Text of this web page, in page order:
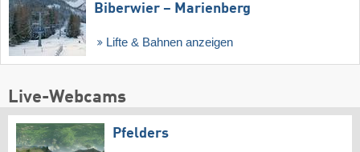
Biberwier – Marienberg
Lifte & Bahnen anzeigen
Live-Webcams
Pfelders